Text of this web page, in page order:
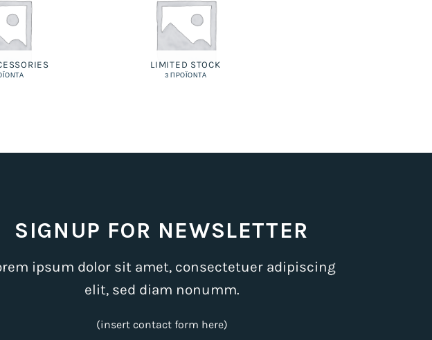
LIMITED STOCK
3 ΠΡΟΪΌΝΤΑ
SIGNUP FOR NEWSLETTER
ipsum dolor sit amet, consectetuer adipiscing
elit, sed diam nonumm.
(insert contact form here)